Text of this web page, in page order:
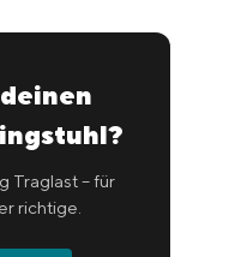
Traglast – für
richtige.